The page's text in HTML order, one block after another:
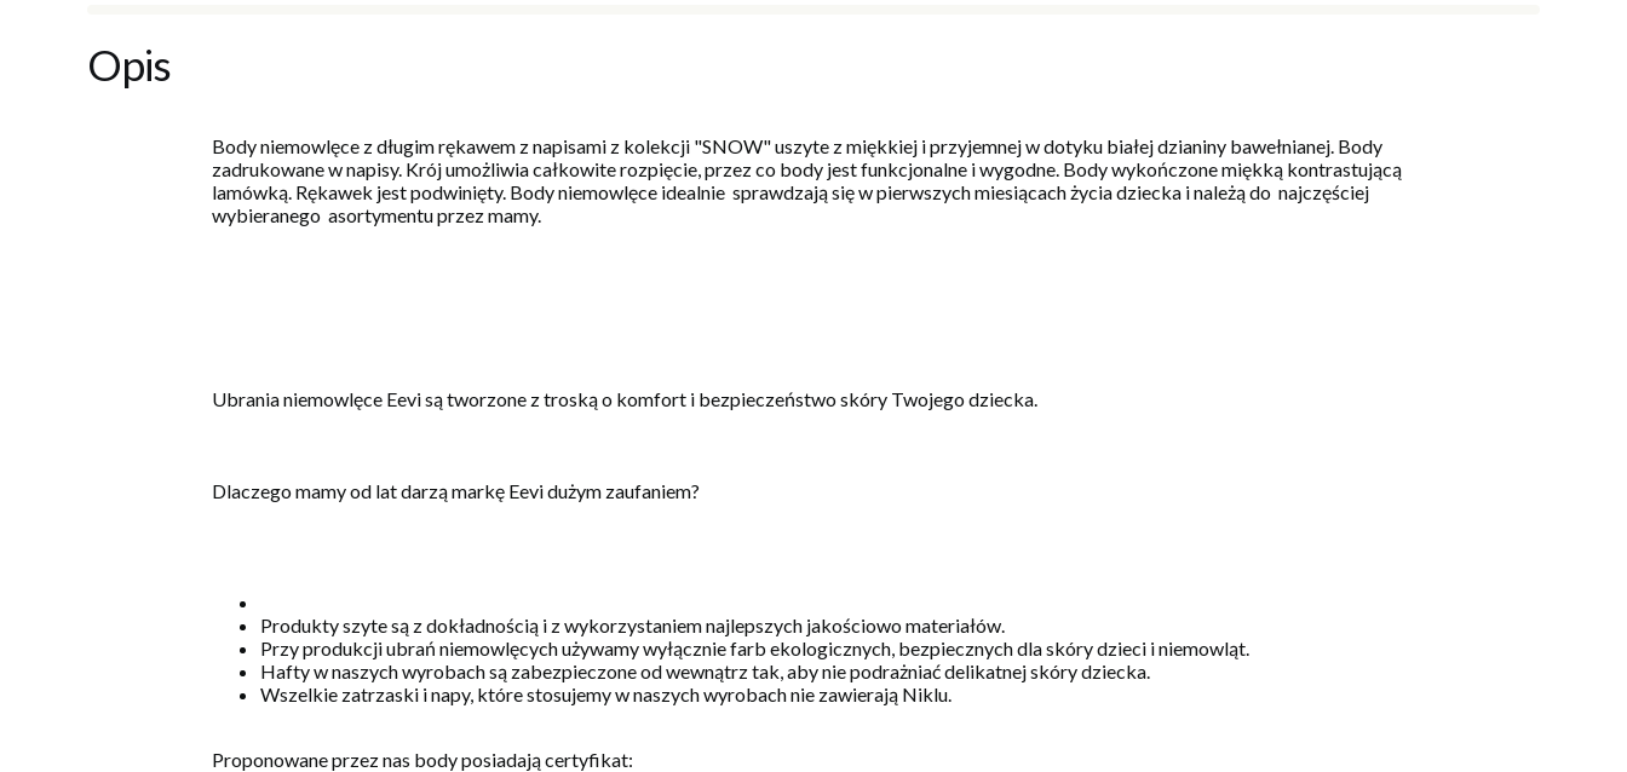
Opis
Body niemowlęce z długim rękawem z napisami z kolekcji "SNOW" uszyte z miękkiej i przyjemnej w dotyku białej dzianiny bawełnianej. Body
zadrukowane w napisy. Krój umożliwia całkowite rozpięcie, przez co body jest funkcjonalne i wygodne. Body wykończone miękką kontrastującą
lamówką. Rękawek jest podwinięty. Body niemowlęce idealnie sprawdzają się w pierwszych miesiącach życia dziecka i należą do najczęściej
wybieranego asortymentu przez mamy.
Ubrania niemowlęce Eevi są tworzone z troską o komfort i bezpieczeństwo skóry Twojego dziecka.
Dlaczego mamy od lat darzą markę Eevi dużym zaufaniem?
Produkty szyte są z dokładnością i z wykorzystaniem najlepszych jakościowo materiałów.
Przy produkcji ubrań niemowlęcych używamy wyłącznie farb ekologicznych, bezpiecznych dla skóry dzieci i niemowląt.
Hafty w naszych wyrobach są zabezpieczone od wewnątrz tak, aby nie podrażniać delikatnej skóry dziecka.
Wszelkie zatrzaski i napy, które stosujemy w naszych wyrobach nie zawierają Niklu.
Proponowane przez nas body posiadają certyfikat: